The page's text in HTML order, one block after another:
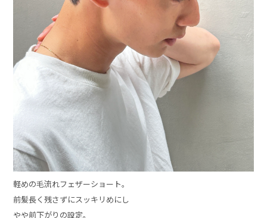
軽めの毛流れフェザーショート。
前髪長く残さずにスッキリめにし
やや前下がりの設定。